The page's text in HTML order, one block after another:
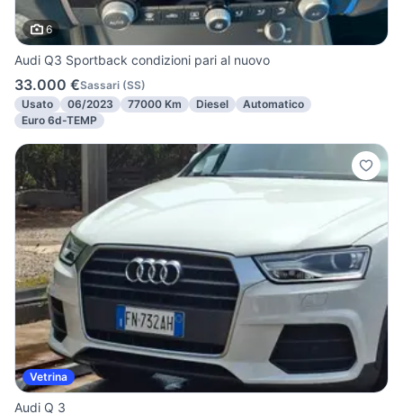
6
Audi Q3 Sportback condizioni pari al nuovo
33.000 €Sassari (SS)
Usato
06/2023 77000 Km Diesel
Automatico
Euro 6d-TEMP
Vetrina
Audi Q 3